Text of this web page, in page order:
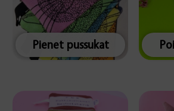
Pienet pussukat